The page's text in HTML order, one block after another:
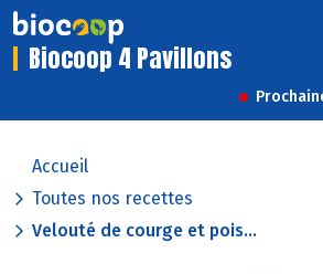
Biocoop 4 Pavillons
Accueil
Toutes nos recettes
Velouté de courge et pois...